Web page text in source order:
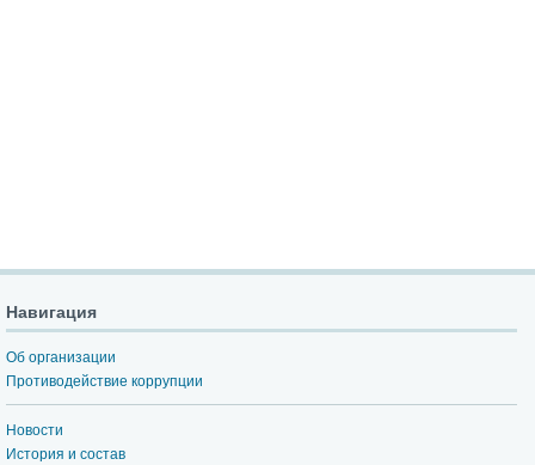
Навигация
Об организации
Противодействие коррупции
Новости
История и состав